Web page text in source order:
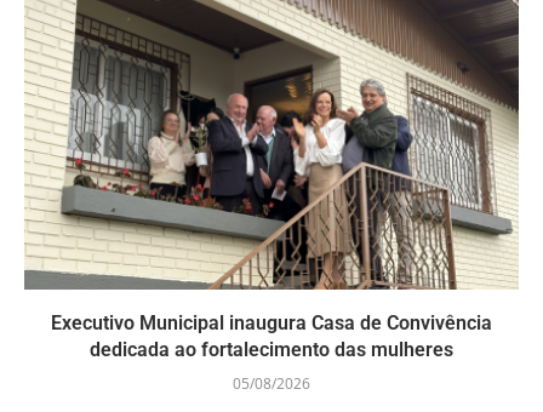
Executivo Municipal inaugura Casa de Convivência
dedicada ao fortalecimento das mulheres
05/08/2026